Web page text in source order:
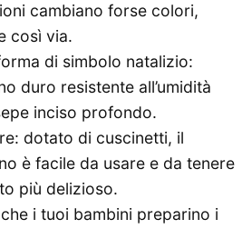
cambiano forse colori,
così via.
di simbolo natalizio:
duro resistente all’umidità
inciso profondo.
dotato di cuscinetti, il
è facile da usare e da tenere
più delizioso.
i tuoi bambini preparino i